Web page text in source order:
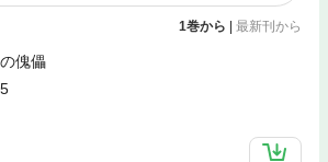
1巻から 最新刊から
傀儡